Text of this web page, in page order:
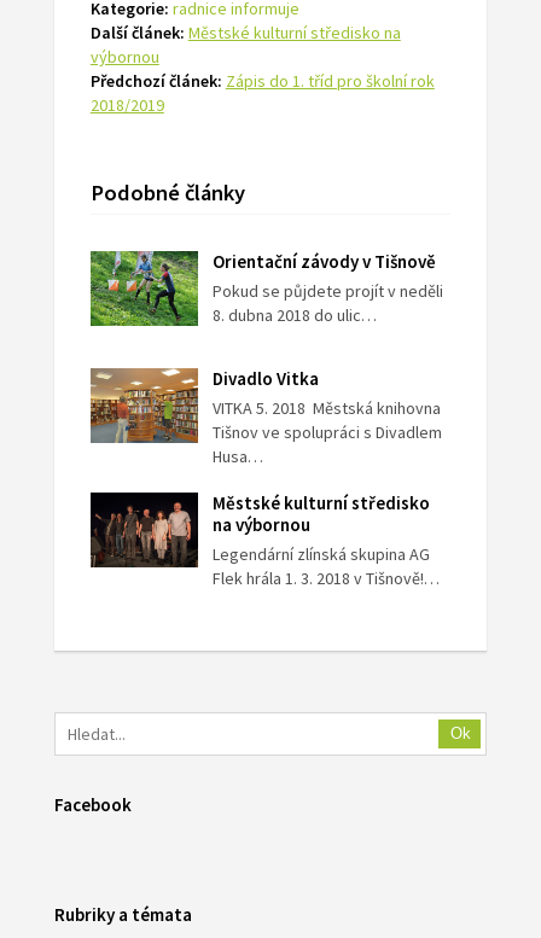
Kategorie: radnice informuje
Další článek: Městské kulturní středisko na
výbornou
Předchozí článek: Zápis do 1. tříd pro školní rok
2018/2019
Podobné články
Orientační závody v Tišnově
Pokud se půjdete projít v neděli
8. dubna 2018 do ulic…
Divadlo Vitka
VITKA 5. 2018 Městská knihovna
Tišnov ve spolupráci s Divadlem
Husa…
Městské kulturní středisko
na výbornou
Legendární zlínská skupina AG
Flek hrála 1. 3. 2018 v Tišnově!…
Ok
Facebook
Rubriky a témata